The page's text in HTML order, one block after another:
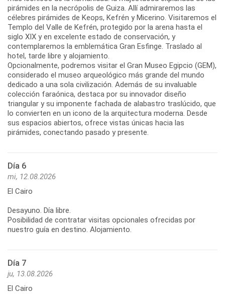
pirámides en la necrópolis de Guiza. Allí admiraremos las
célebres pirámides de Keops, Kefrén y Micerino. Visitaremos el
Templo del Valle de Kefrén, protegido por la arena hasta el
siglo XIX y en excelente estado de conservación, y
contemplaremos la emblemática Gran Esfinge. Traslado al
hotel, tarde libre y alojamiento.
Opcionalmente, podremos visitar el Gran Museo Egipcio (GEM),
considerado el museo arqueológico más grande del mundo
dedicado a una sola civilización. Además de su invaluable
colección faraónica, destaca por su innovador diseño
triangular y su imponente fachada de alabastro traslúcido, que
lo convierten en un icono de la arquitectura moderna. Desde
sus espacios abiertos, ofrece vistas únicas hacia las
pirámides, conectando pasado y presente.
Día 6
mi, 12.08.2026
El Cairo
Desayuno. Día libre.
Posibilidad de contratar visitas opcionales ofrecidas por
nuestro guía en destino. Alojamiento.
Día 7
ju, 13.08.2026
El Cairo